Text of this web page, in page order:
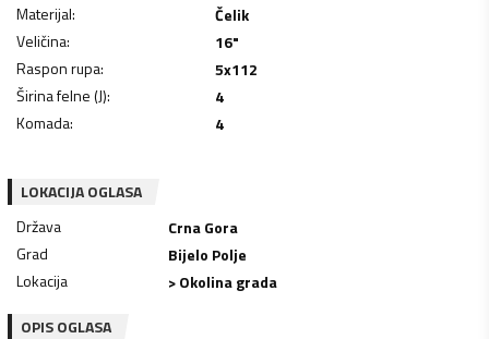
Materijal:
Čelik
Veličina:
16"
Raspon rupa:
5x112
Širina felne (J):
4
Komada: 4
LOKACIJA OGLASA
Država
Crna Gora
Grad
Bijelo Polje
Lokacija
> Okolina grada
OPIS OGLASA